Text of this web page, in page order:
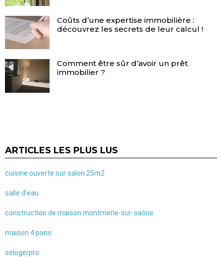
Coûts d’une expertise immobilière :
découvrez les secrets de leur calcul !
Comment être sûr d’avoir un prêt
immobilier ?
ARTICLES LES PLUS LUS
cuisine ouverte sur salon 25m2
salle d’eau
construction de maison montmerle-sur-saône
maison 4 pans
selogerpro